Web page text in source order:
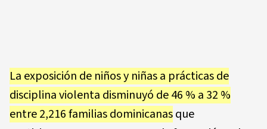
La exposición de niños y niñas a prácticas de
disciplina violenta disminuyó de 46 % a 32 %
entre 2,216 familias dominicanasque